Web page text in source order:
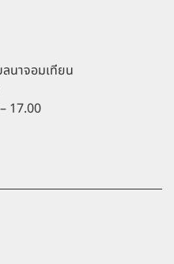
นาจอมเทียน
17.00